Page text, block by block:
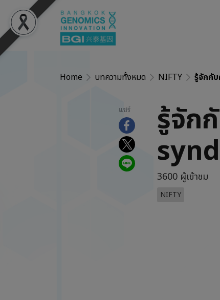
Home บทความทั้งหมด NIFTY รู้จักกั
แชร์ รู้จัก
3600 ผู้เข้าชม
NIFTY